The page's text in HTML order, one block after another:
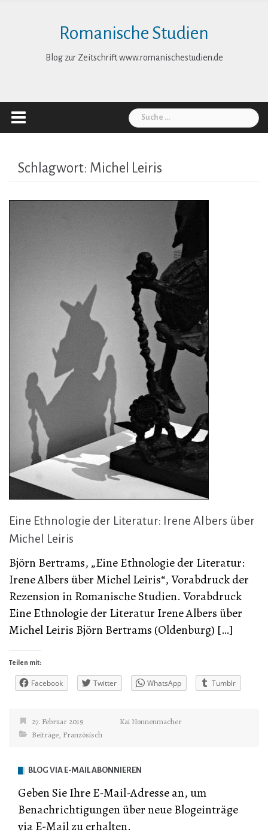
Romanische Studien
Blog zur Zeitschrift www.romanischestudien.de
Suche
nach:
Schlagwort: Michel Leiris
Eine Ethnologie der Literatur: Irene Albers über
Michel Leiris
Björn Bertrams, „Eine Ethnologie der Literatur:
Irene Albers über Michel Leiris“, Vorabdruck der
Rezension in Romanische Studien. Vorabdruck
Eine Ethnologie der Literatur Irene Albers über
Michel Leiris Björn Bertrams (Oldenburg) […]
Teilen mit:
Facebook Twitter WhatsApp Tumblr
27. Februar 2019
Kai Nonnenmacher
Beiträge, Französisch
BLOG VIA E-MAIL ABONNIEREN
Geben Sie Ihre E-Mail-Adresse an, um
Benachrichtigungen über neue Blogeinträge
via E-Mail zu erhalten.